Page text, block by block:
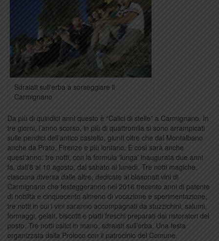
Sdraiati sull'erba a sorseggiare il
Carmignano
Da più di quindici anni questo è “Calici di stelle” a Carmignano. In
tre giorni, l’anno scorso, in più di quattromila si sono arrampicati
sulle pendici dell’antico castello, giunti oltre che dal Montalbano
anche da Prato, Firenze e più lontano. E così sarà anche
quest’anno: tre notti, con la formula ‘lunga’ inaugurata due anni
fa, dall’8 al 10 agosto, dal sabato al lunedì. Tre notti magiche,
ciascuna diversa dalle altre, dedicate ai blasonati vini di
Carmignano che festeggeranno nel 2016 trecento anni di patente
di nobiltà e cinquecento almeno di vocazione e sperimentazione,
tre notti in cui i vini saranno accompagnati da stuzzichini, salumi,
formaggi, gelati, biscotti e piatti freschi preparati dai ristoratori del
posto. Tre notti calici in mano, sdraiati sull’erba. Una festa
organizzata dalla Proloco con il patrocinio del Comune.